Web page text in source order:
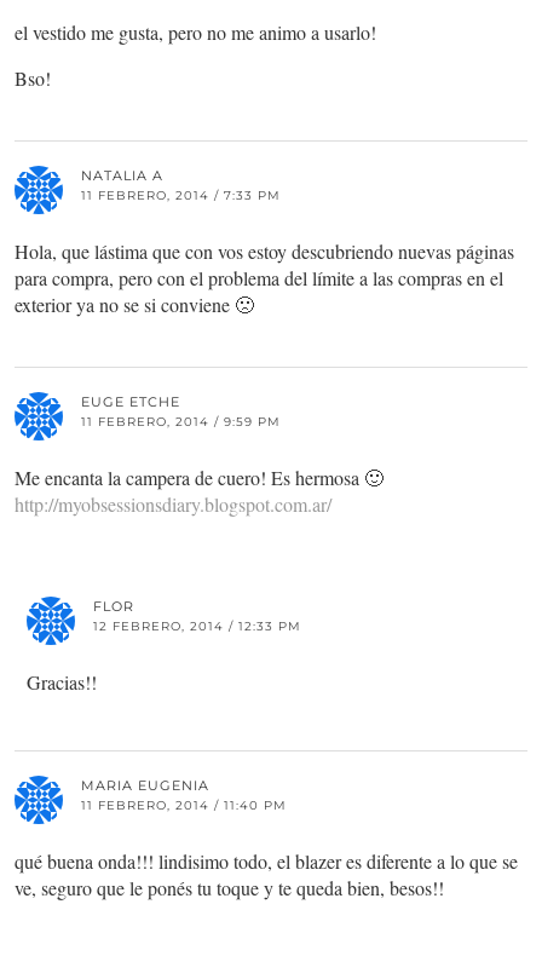
el vestido me gusta, pero no me animo a usarlo!
Bso!
NATALIA A
11 FEBRERO, 2014 / 7:33 PM
Hola, que lástima que con vos estoy descubriendo nuevas páginas
para compra, pero con el problema del límite a las compras en el
exterior ya no se si conviene 🙁
EUGE ETCHE
11 FEBRERO, 2014 / 9:59 PM
Me encanta la campera de cuero! Es hermosa 🙂
http://myobsessionsdiary.blogspot.com.ar/
FLOR
12 FEBRERO, 2014 / 12:33 PM
Gracias!!
MARIA EUGENIA
11 FEBRERO, 2014 / 11:40 PM
qué buena onda!!! lindisimo todo, el blazer es diferente a lo que se
ve, seguro que le ponés tu toque y te queda bien, besos!!